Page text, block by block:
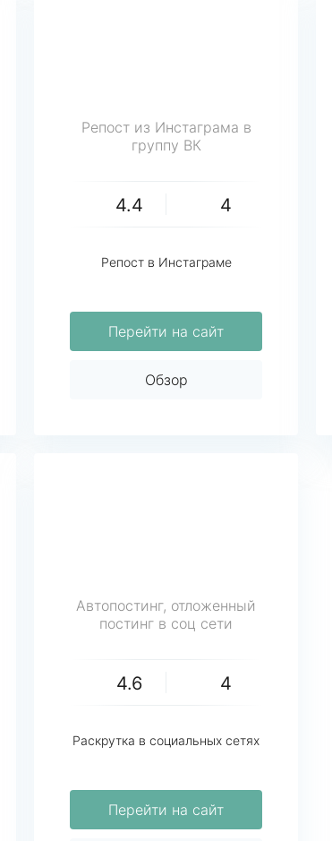
Репост из Инстаграма в
группу ВК
4.4 4
Репост в Инстаграме
Перейти на сайт
Обзор
Автопостинг, отложенный
постинг в соц сети
4.6 4
Раскрутка в социальных сетях
Перейти на сайт